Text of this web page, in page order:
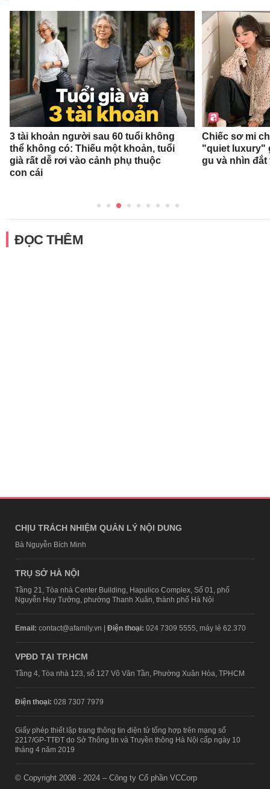
3 tài khoản người sau 60 tuổi không
thể không có: Thiếu một khoản, tuổi
già rất dễ rơi vào cảnh phụ thuộc
con cái
Chiếc sơ mi
"quiet luxury"
gu và nhìn
ĐỌC THÊM
CHỊU TRÁCH NHIỆM QUẢN LÝ NỘI DUNG
Bà Nguyễn Bích Minh
TRỤ SỞ HÀ NỘI
Tầng 21, Tòa nhà Center Building, Hapulico Complex, Số 01, phố
Nguyễn Huy Tưởng, phường Thanh Xuân, thành phố Hà Nội
Email: contact@afamily.vn | Điện thoại: 024 7309 5555, máy lẻ 62.370
VPĐD TẠI TP.HCM
Tầng 4, Tòa nhà 123, số 127 Võ Văn Tần, Phường Xuân Hòa, TPHCM
Điện thoại: 028 7307 7979
Giấy phép thiết lập trang thông tin điện tử tổng hợp trên mạng số
2217/GP-TTĐT do Sở Thông tin và Truyền thông Hà Nội cấp ngày 10
tháng 4 năm 2019
© Copyright 2008 - 2024 – Công ty Cổ phần VCCorp